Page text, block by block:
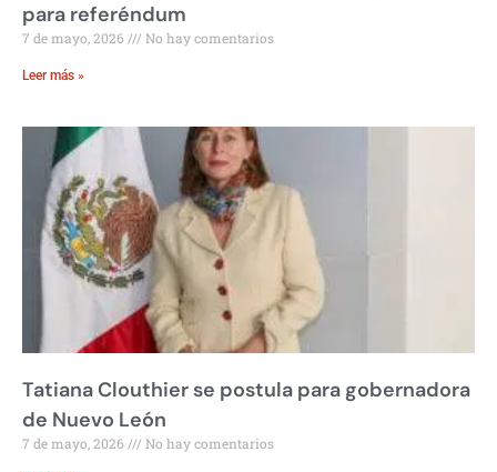
para referéndum
7 de mayo, 2026 No hay comentarios
Leer más »
Tatiana Clouthier se postula para gobernadora
de Nuevo León
7 de mayo, 2026 No hay comentarios